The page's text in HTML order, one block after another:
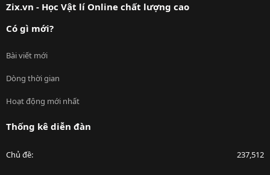
Zix.vn - Học Vật lí Online chất lượng cao
Có gì mới?
Bài viết mới
Dòng thời gian
Hoạt động mới nhất
Thống kê diễn đàn
Chủ đề 237,512